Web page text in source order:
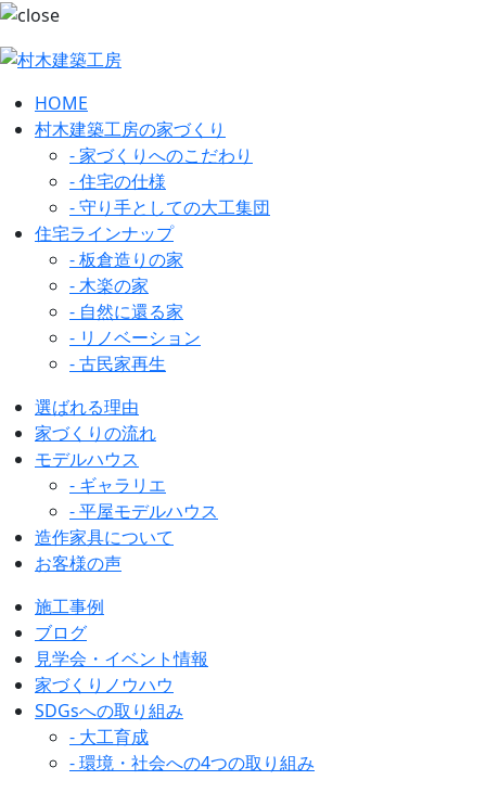
HOME
村木建築工房の家づくり
- 家づくりへのこだわり
- 住宅の仕様
- 守り手としての大工集団
住宅ラインナップ
- 板倉造りの家
- 木楽の家
- 自然に還る家
- リノベーション
- 古民家再生
選ばれる理由
家づくりの流れ
モデルハウス
- ギャラリエ
- 平屋モデルハウス
造作家具について
お客様の声
施工事例
ブログ
見学会・イベント情報
家づくりノウハウ
SDGsへの取り組み
- 大工育成
- 環境・社会への4つの取り組み